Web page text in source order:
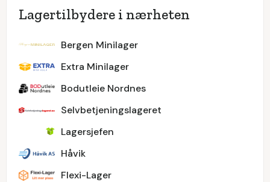
Lagertilbydere i nærheten
Bergen Minilager
Extra Minilager
Bodutleie Nordnes
Selvbetjeningslageret
Lagersjefen
Håvik
Flexi-Lager